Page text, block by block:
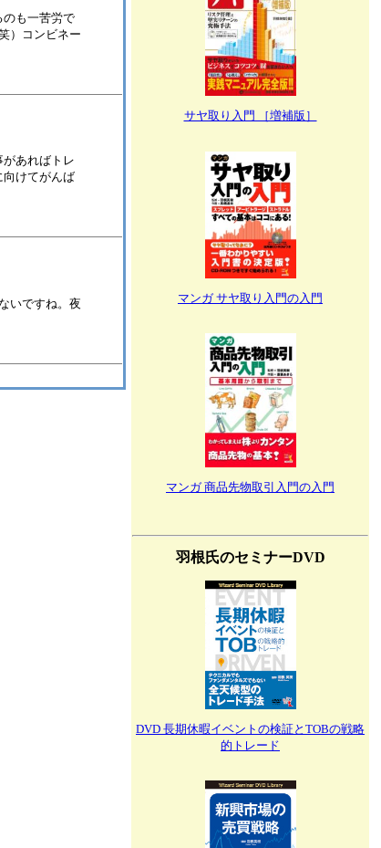
のも一苦労で
）コンビネー
あればトレ
向けてがんば
いですね。夜
サヤ取り入門 ［増補版］
マンガ サヤ取り入門の入門
マンガ 商品先物取引入門の入門
羽根氏のセミナーDVD
DVD 長期休暇イベントの検証とTOBの戦略
的トレード